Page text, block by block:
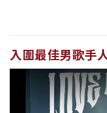
入圍最佳男歌手